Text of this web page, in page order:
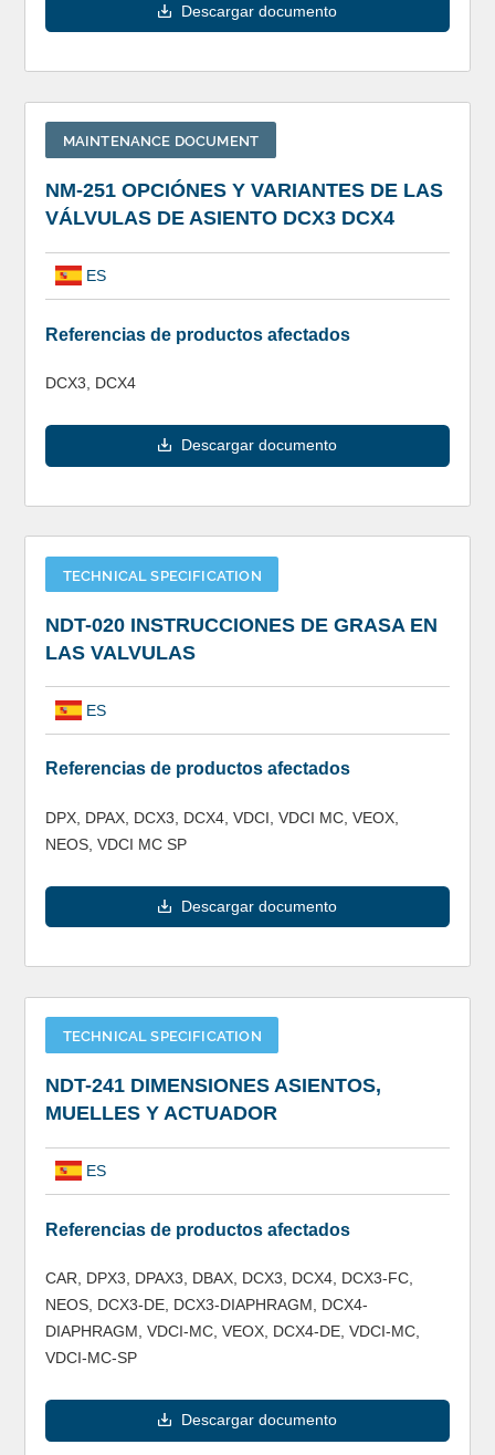
Descargar documento
MAINTENANCE DOCUMENT
NM-251 OPCIÓNES Y VARIANTES DE LAS
VÁLVULAS DE ASIENTO DCX3 DCX4
ES
Referencias de productos afectados
DCX3, DCX4
Descargar documento
TECHNICAL SPECIFICATION
NDT-020 INSTRUCCIONES DE GRASA EN
LAS VALVULAS
ES
Referencias de productos afectados
DPX, DPAX, DCX3, DCX4, VDCI, VDCI MC, VEOX,
NEOS, VDCI MC SP
Descargar documento
TECHNICAL SPECIFICATION
NDT-241 DIMENSIONES ASIENTOS,
MUELLES Y ACTUADOR
ES
Referencias de productos afectados
CAR, DPX3, DPAX3, DBAX, DCX3, DCX4, DCX3-FC,
NEOS, DCX3-DE, DCX3-DIAPHRAGM, DCX4-
DIAPHRAGM, VDCI-MC, VEOX, DCX4-DE, VDCI-MC,
VDCI-MC-SP
Descargar documento